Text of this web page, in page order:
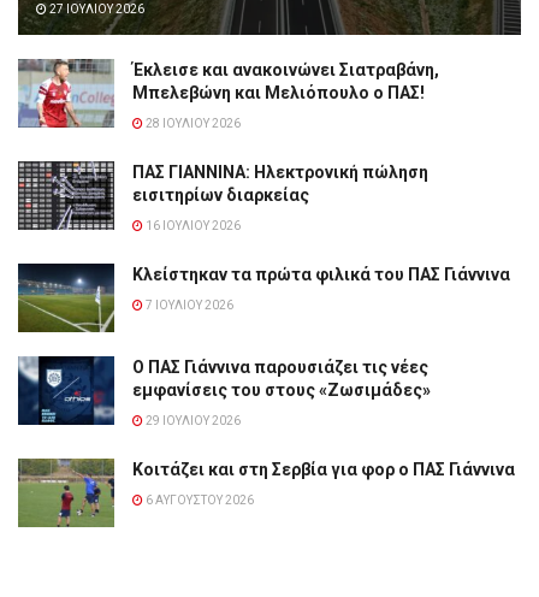
27 ΙΟΥΛΊΟΥ 2026
Έκλεισε και ανακοινώνει Σιατραβάνη,
Μπελεβώνη και Μελιόπουλο ο ΠΑΣ!
28 ΙΟΥΛΊΟΥ 2026
ΠΑΣ ΓΙΑΝΝΙΝΑ: Hλεκτρονική πώληση
εισιτηρίων διαρκείας
16 ΙΟΥΛΊΟΥ 2026
Κλείστηκαν τα πρώτα φιλικά του ΠΑΣ Γιάννινα
7 ΙΟΥΛΊΟΥ 2026
Ο ΠΑΣ Γιάννινα παρουσιάζει τις νέες
εμφανίσεις του στους «Ζωσιμάδες»
29 ΙΟΥΛΊΟΥ 2026
Κοιτάζει και στη Σερβία για φορ ο ΠΑΣ Γιάννινα
6 ΑΥΓΟΎΣΤΟΥ 2026